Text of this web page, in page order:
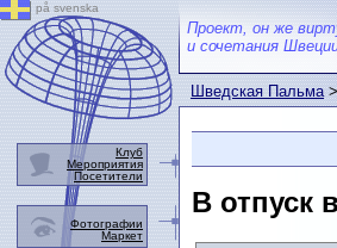
Проект, он же
и сочетания
Шведская Пальма
В отпуск
på svenska
Клуб
Мероприятия
Посетители
Фотографии
Маркет